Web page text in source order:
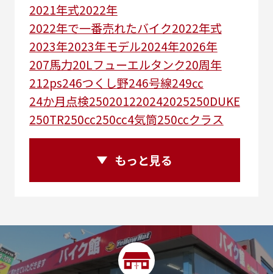
2021年式2022年
2022年で一番売れたバイク2022年式
2023年2023年モデル2024年2026年
207馬力20Lフューエルタンク20周年
212ps246つくし野246号線249㏄
24か月点検250201220242025250DUKE
250TR250cc250cc4気筒250ccクラス
250ccスーパースポーツ250アメリカン
250ｃｃアドベンチャー250ｃｃツアラー
2年保証付き2月29日まで2本2気筒
2気筒エンジン2級ボイラー技士2輪
300㎞/ｈ30th
30th Anniversary
もっと見る